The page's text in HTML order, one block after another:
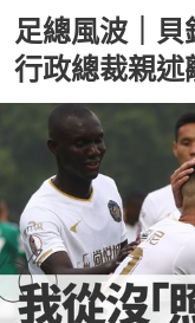
足總風波｜
行政總裁親述